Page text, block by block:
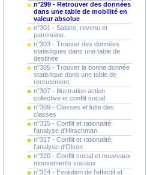
n°299 - Retrouver des données
dans une table de mobilité en
valeur absolue
n°301 - Salaire, revenu et
patrimoine.
n°303 - Trouver des données
statistiques dans une table de
destinée
n°305 - Trouver la bonne donnée
statistique dans une table de
recrutement.
n°307 - Illustration action
collective et conflit social
n°309 - Classes et lutte des
classes
n°315 - Conflit et rationalité:
l'analyse d'Hirschman
n°317 - Conflit et rationalité:
l'analyse d'Olson
n°320 - Conflit social et nouveaux
mouvements sociaux
n°324 - Evolution de l'effectif et